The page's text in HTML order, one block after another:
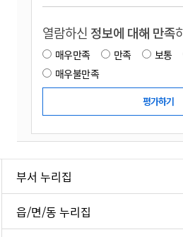
열람하신 정보에 대해 만족
매우만족 만족 보통
매우불만족
부서 누리집
읍/면/동 누리집